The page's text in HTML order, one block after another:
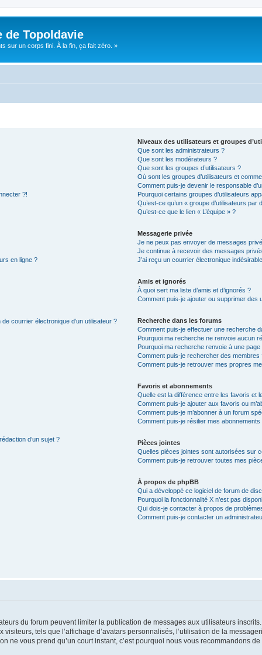
de Topoldavie
sur un corps fini. À la fin, ça fait zéro. »
?!
en ligne ?
courrier électronique d’un utilisateur ?
d’un sujet ?
Niveaux des utilisateurs et groupes
Que sont les administrateurs ?
Que sont les modérateurs ?
Que sont les groupes d’utilisateurs ?
Où sont les groupes d’utilisateurs et
Comment puis-je devenir le responsable
Pourquoi certains groupes d’utilisateurs
Qu’est-ce qu’un « groupe d’utilisateurs par
Qu’est-ce que le lien « L’équipe » ?
Messagerie privée
Je ne peux pas envoyer de messages
Je continue à recevoir des messages
J’ai reçu un courrier électronique
Amis et ignorés
À quoi sert ma liste d’amis et d’ignorés ?
Comment puis-je ajouter ou supprimer des
Recherche dans les forums
Comment puis-je effectuer une recherche
Pourquoi ma recherche ne renvoie aucun
Pourquoi ma recherche renvoie à une page
Comment puis-je rechercher des membres
Comment puis-je retrouver mes propres
Favoris et abonnements
Quelle est la différence entre les favoris et
Comment puis-je ajouter aux favoris ou
Comment puis-je m’abonner à un forum
Comment puis-je résilier mes abonnements
Pièces jointes
Quelles pièces jointes sont autorisées sur
Comment puis-je retrouver toutes mes
À propos de phpBB
Qui a développé ce logiciel de forum de
Pourquoi la fonctionnalité X n’est pas
Qui dois-je contacter à propos de
Comment puis-je contacter un
du forum peuvent limiter la publication de messages aux utilisateurs
tels que l’affichage d’avatars personnalisés, l’utilisation de la
ne vous prend qu’un court instant, c’est pourquoi nous vous recommandons